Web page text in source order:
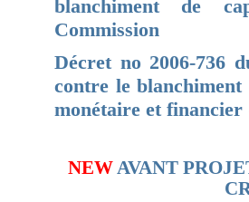
blanchiment de
Commission
Décret no 2006-736
contre le
monétaire et
NEWAVANT